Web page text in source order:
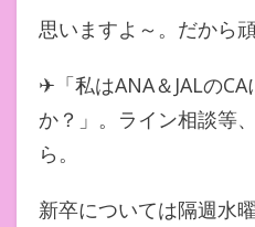
思いますよ～。だから
✈「私はANA＆JALの
か？」。ライン相談等
ら。
新卒については隔週水